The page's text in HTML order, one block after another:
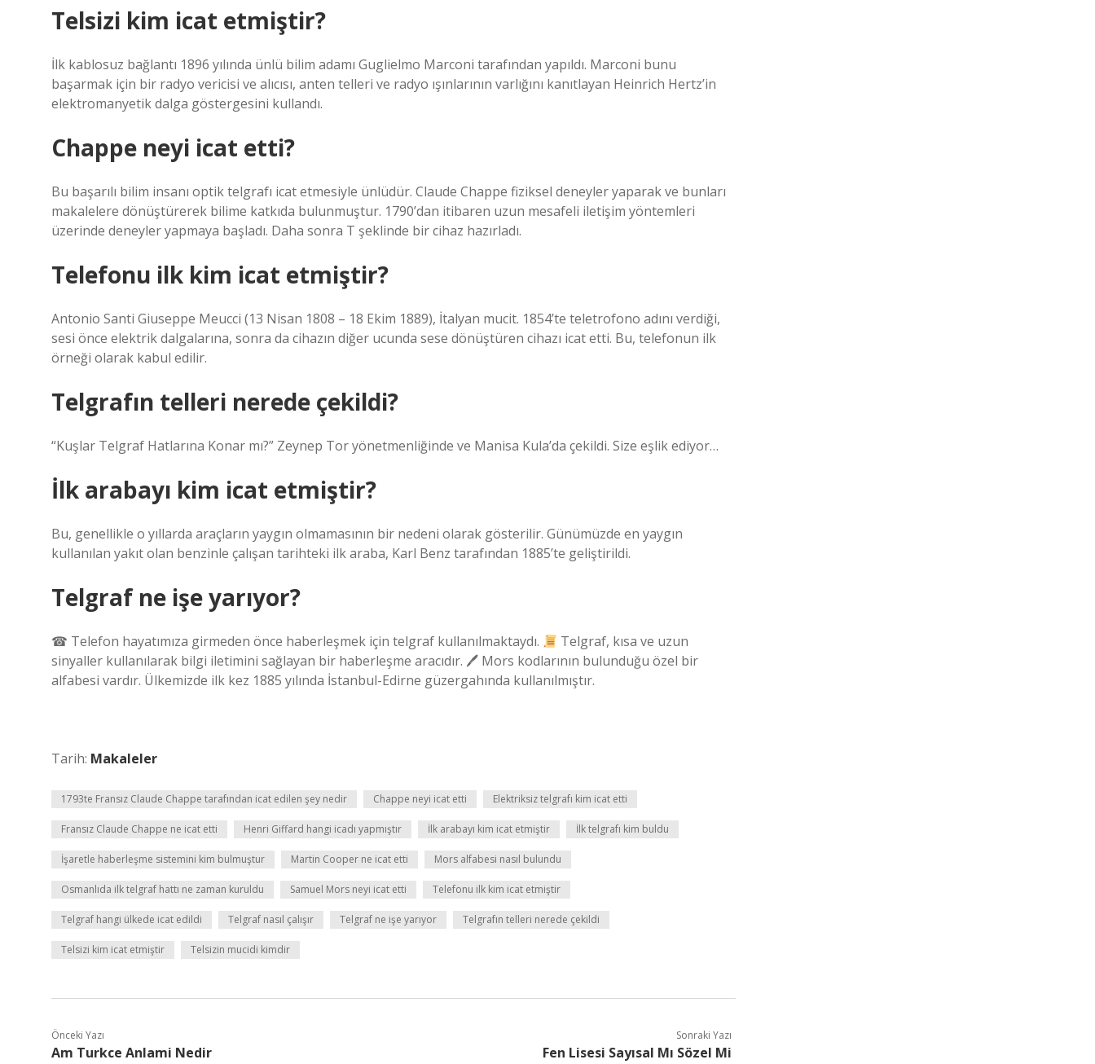
Telsizi kim icat etmiştir?
İlk kablosuz bağlantı 1896 yılında ünlü bilim adamı Guglielmo Marconi tarafından yapıldı. Marconi bunu
başarmak için bir radyo vericisi ve alıcısı, anten telleri ve radyo ışınlarının varlığını kanıtlayan Heinrich Hertz’in
elektromanyetik dalga göstergesini kullandı.
Chappe neyi icat etti?
Bu başarılı bilim insanı optik telgrafı icat etmesiyle ünlüdür. Claude Chappe fiziksel deneyler yaparak ve bunları
makalelere dönüştürerek bilime katkıda bulunmuştur. 1790’dan itibaren uzun mesafeli iletişim yöntemleri
üzerinde deneyler yapmaya başladı. Daha sonra T şeklinde bir cihaz hazırladı.
Telefonu ilk kim icat etmiştir?
Antonio Santi Giuseppe Meucci (13 Nisan 1808 – 18 Ekim 1889), İtalyan mucit. 1854’te teletrofono adını verdiği,
sesi önce elektrik dalgalarına, sonra da cihazın diğer ucunda sese dönüştüren cihazı icat etti. Bu, telefonun ilk
örneği olarak kabul edilir.
Telgrafın telleri nerede çekildi?
“Kuşlar Telgraf Hatlarına Konar mı?” Zeynep Tor yönetmenliğinde ve Manisa Kula’da çekildi. Size eşlik ediyor…
İlk arabayı kim icat etmiştir?
Bu, genellikle o yıllarda araçların yaygın olmamasının bir nedeni olarak gösterilir. Günümüzde en yaygın
kullanılan yakıt olan benzinle çalışan tarihteki ilk araba, Karl Benz tarafından 1885’te geliştirildi.
Telgraf ne işe yarıyor?
☎ Telefon hayatımıza girmeden önce haberleşmek için telgraf kullanılmaktaydı.
Telgraf, kısa ve uzun
sinyaller kullanılarak bilgi iletimini sağlayan bir haberleşme aracıdır. 🖊 Mors kodlarının bulunduğu özel bir
alfabesi vardır. Ülkemizde ilk kez 1885 yılında İstanbul-Edirne güzergahında kullanılmıştır.
Tarih: Makaleler
1793te Fransız Claude Chappe tarafından icat edilen şey nedir Chappe neyi icat etti Elektriksiz telgrafı kim icat etti
Fransız Claude Chappe ne icat etti Henri Giffard hangi icadı yapmıştır İlk arabayı kim icat etmiştir İlk telgrafı kim buldu
İşaretle haberleşme sistemini kim bulmuştur Martin Cooper ne icat etti Mors alfabesi nasıl bulundu
Osmanlıda ilk telgraf hattı ne zaman kuruldu Samuel Mors neyi icat etti Telefonu ilk kim icat etmiştir
Telgraf hangi ülkede icat edildi Telgraf nasıl çalışır Telgraf ne işe yarıyor Telgrafın telleri nerede çekildi
Telsizi kim icat etmiştir Telsizin mucidi kimdir
Önceki Yazı
Am Turkce Anlami Nedir
Sonraki Yazı
Fen Lisesi Sayısal Mı Sözel Mi